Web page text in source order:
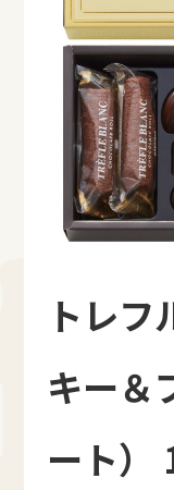
トレフ
キー＆
ート）